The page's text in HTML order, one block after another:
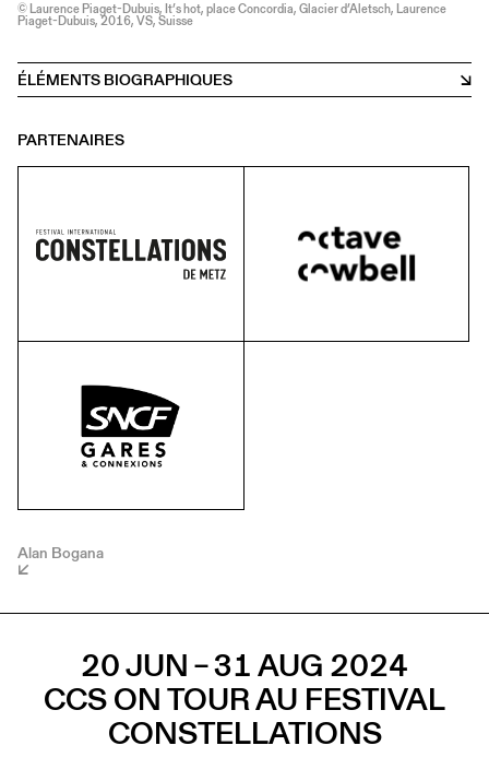
© Laurence Piaget-Dubuis, It’s hot, place Concordia, Glacier d’Aletsch, Laurence
Piaget-Dubuis, 2016, VS, Suisse
ÉLÉMENTS BIOGRAPHIQUES
PARTENAIRES
Alan Bogana
20 JUN – 31 AUG 2024
CCS ON TOUR AU FESTIVAL
CONSTELLATIONS